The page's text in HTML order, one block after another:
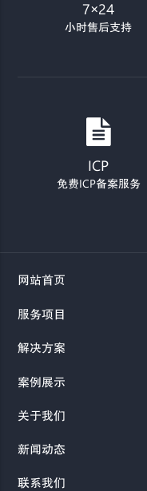
7×24
小时售后支持
ICP
免费ICP备案服务
网站首页
服务项目
解决方案
案例展示
关于我们
新闻动态
联系我们